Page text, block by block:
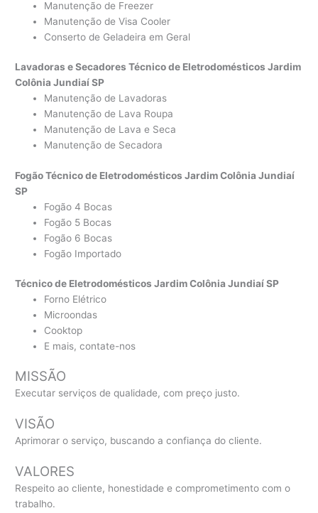
Manutenção de Freezer
Manutenção de Visa Cooler
Conserto de Geladeira em Geral
Lavadoras e Secadores Técnico de Eletrodomésticos Jardim
Colônia Jundiaí SP
Manutenção de Lavadoras
Manutenção de Lava Roupa
Manutenção de Lava e Seca
Manutenção de Secadora
Fogão Técnico de Eletrodomésticos Jardim Colônia Jundiaí
SP
Fogão 4 Bocas
Fogão 5 Bocas
Fogão 6 Bocas
Fogão Importado
Técnico de Eletrodomésticos Jardim Colônia Jundiaí SP
Forno Elétrico
Microondas
Cooktop
E mais, contate-nos
MISSÃO
Executar serviços de qualidade, com preço justo.
VISÃO
Aprimorar o serviço, buscando a confiança do cliente.
VALORES
Respeito ao cliente, honestidade e comprometimento com o
trabalho.